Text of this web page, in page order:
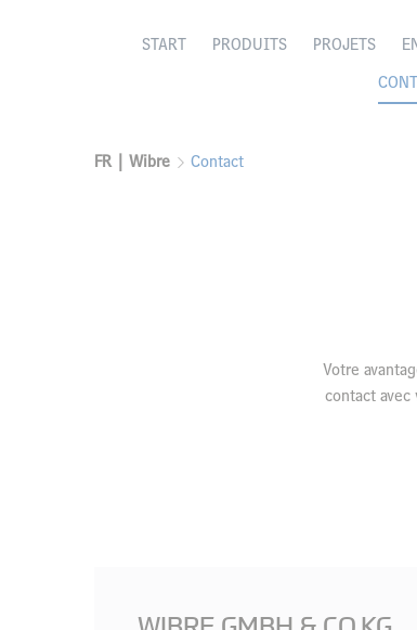
START PRODUITS PROJETS
FR | Wibre Contact
Votre
contact